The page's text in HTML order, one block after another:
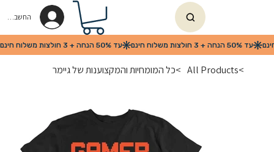
החשבון שלי
>
All Products
>כל המומחיות והמקצוענות של גיימר